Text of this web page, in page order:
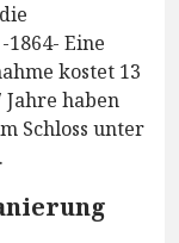
Eine
kostet 13
haben
Schloss unter